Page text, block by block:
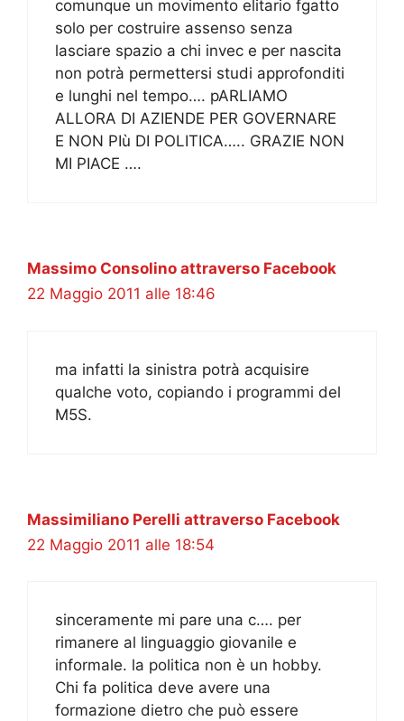
comunque un movimento elitario fgatto
solo per costruire assenso senza
lasciare spazio a chi invec e per nascita
non potrà permettersi studi approfonditi
e lunghi nel tempo…. pARLIAMO
ALLORA DI AZIENDE PER GOVERNARE
E NON PIù DI POLITICA….. GRAZIE NON
MI PIACE ….
Massimo Consolino attraverso Facebook
22 Maggio 2011 alle 18:46
ma infatti la sinistra potrà acquisire
qualche voto, copiando i programmi del
M5S.
Massimiliano Perelli attraverso Facebook
22 Maggio 2011 alle 18:54
sinceramente mi pare una c…. per
rimanere al linguaggio giovanile e
informale. la politica non è un hobby.
Chi fa politica deve avere una
formazione dietro che può essere